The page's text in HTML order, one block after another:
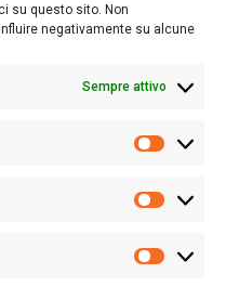
su questo sito. Non
negativamente su alcune
Sempre attivo
Carbonia